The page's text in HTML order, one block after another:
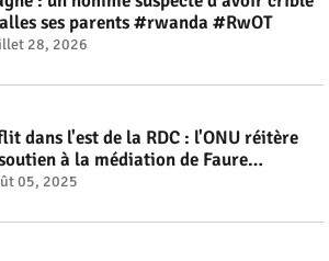
ses parents #rwanda #RwOT
28, 2026
dans l'est de la RDC : l'ONU réitère
à la médiation de Faure
#rwanda #RwOT
05, 2025